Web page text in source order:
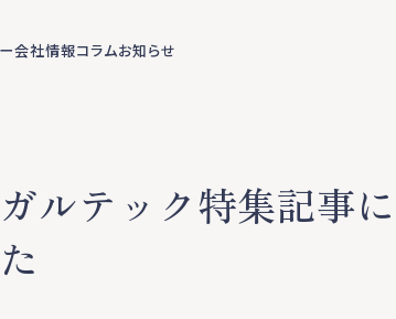
会社情報コラムお知らせ
ルテック特集記事に